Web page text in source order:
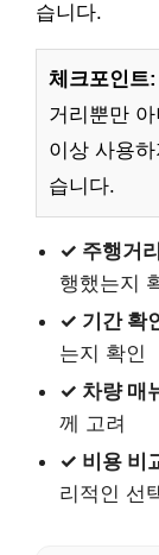
습니다.
체크포인트:
거리뿐만
이상 사용
습니다.
✓ 주행거
행했는지
✓ 기간 확
는지 확인
✓ 차량 매
께 고려
✓ 비용 비
리적인 선